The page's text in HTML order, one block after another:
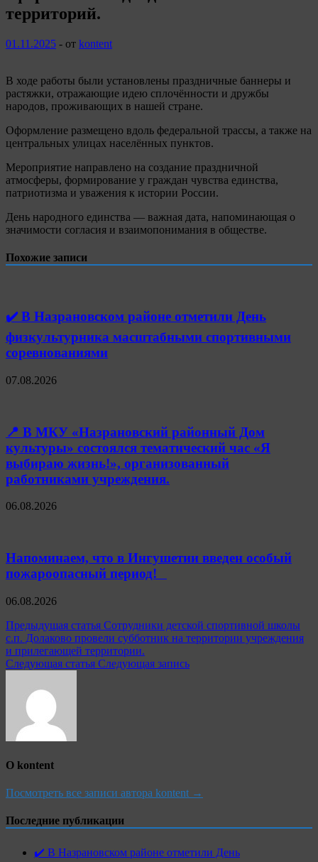
территорий.
01.11.2025 - от kontent
В ходе работы были установлены праздничные баннеры и
растяжки, отражающие идею сплочённости и дружбы
народов, проживающих в нашей стране.
Оформление размещено вдоль федеральной трассы, а также на
центральных улицах населённых пунктов.
Мероприятие направлено на создание праздничной
атмосферы, формирование у граждан чувства единства,
патриотизма и уважения к истории России.
День народного единства — важная дата, напоминающая о
значимости согласия и взаимопонимания в обществе.
Похожие записи
✔️ В Назрановском районе отметили День
физкультурника масштабными спортивными
соревнованиями
07.08.2026
📍 В МКУ «Назрановский районный Дом
культуры» состоялся тематический час «Я
выбираю жизнь!», организованный
работниками учреждения.
06.08.2026
Напоминаем, что в Ингушетии введен особый
пожароопасный период!⁣⁣⠀
06.08.2026
Навигация
по
записям
Предыдущая статья Сотрудники детской спортивной школы
с.п. Долаково провели субботник на территории учреждения
и прилегающей территории.
Следующая статья Следующая запись
О kontent
Посмотреть все записи автора kontent →
Последние публикации
✔️ В Назрановском районе отметили День